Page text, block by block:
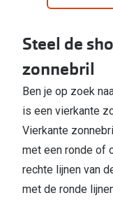
Steel de
zonnebril
Ben je op zoek
is een vierkante
Vierkante
met een ronde of
rechte lijnen van
met de ronde